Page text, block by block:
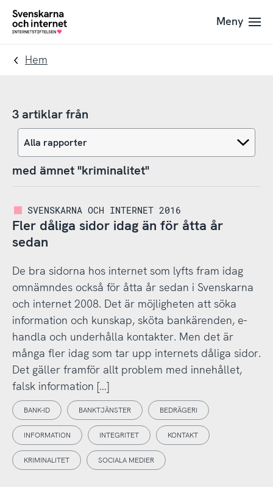
Till
navigation
Till
innehåll
To
Meny
Hem
3 artiklar från
med ämnet "kriminalitet"
SVENSKARNA OCH INTERNET 2016
Fler dåliga sidor idag än för åtta år
sedan
De bra sidorna hos internet som lyfts fram idag
omnämndes också för åtta år sedan i Svenskarna
och internet 2008. Det är möjligheten att söka
information och kunskap, sköta bankärenden, e-
handla och underhålla kontakter. Men det är
många fler idag som tar upp internets dåliga sidor.
Det gäller framför allt problem med innehållet,
falsk information […]
BANK-ID BANKTJÄNSTER BEDRÄGERI
INFORMATION INTEGRITET KONTAKT
KRIMINALITET SOCIALA MEDIER